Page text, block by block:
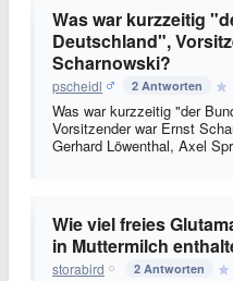
Was war kurzzeitig
Deutschland",
Scharnowski?
pscheidl 2 Antworten
Was war kurzzeitig "der
Vorsitzender war Ernst
Gerhard Löwenthal, Axel
Wie viel freies
in Muttermilch
storabird 2 Antworten